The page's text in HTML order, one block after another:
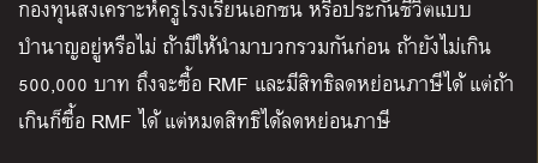
กองทุนสงเคราะห์ครูโรงเรียนเอกชน หรือประกันชีวิตแบบ
บำนาญอยู่หรือไม่ ถ้ามีให้นำมาบวกรวมกันก่อน ถ้ายังไม่เกิน
500,000 บาท ถึงจะซื้อ RMF และมีสิทธิลดหย่อนภาษีได้ แต่ถ้า
เกินก็ซื้อ RMF ได้ แต่หมดสิทธิได้ลดหย่อนภาษี